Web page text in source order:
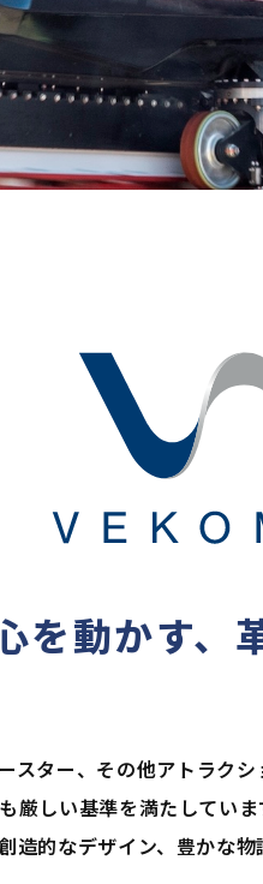
を動かす、
ター、その他アトラク
しい基準を満たしてい
的なデザイン、豊かな